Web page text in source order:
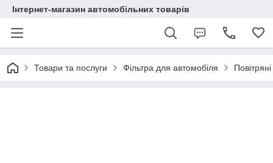
Інтернет-магазин автомобільних товарів
Товари та послуги Фільтра для автомобіля